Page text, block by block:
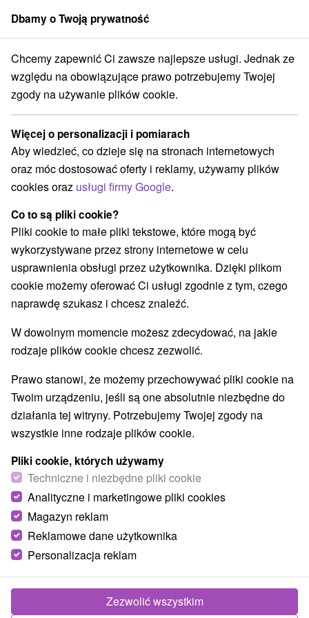
członek grupySorger
oferty na Słowacji Pobyty dla seniorów Stredné Slovensko
Pobyty dla seniorów Stredné
Slovensko
Kategorie
Wszystkie kategorie
Pobyty z rabatem
Wellness pobyty(89)
Romantyczne wypady(26) Pobyty dla seniorów(33)
Wakacje rodzinne(67)
Wybierz lokalizację lub datę
Najlepiej sprzedające
1.
Zdrowie i relaks dla seniorów w sercu Turčiai
z maksymalnymi korzyściami w okazyjnej
cenie
Uzdrowisko Turczańskie Teplice
Od 5 Noce
Śniadanie I Kolacja
Pakiet obejmuje wstępne badanie lekarskie, 8
Dbamy o Twoją prywatność
Chcemy zapewnić Ci zawsze najlepsze usługi. Jednak ze
względu na obowiązujące prawo potrzebujemy Twojej
zgody na używanie plików cookie.
Więcej o personalizacji i pomiarach
Aby wiedzieć, co dzieje się na stronach internetowych
oraz móc dostosować oferty i reklamy, używamy plików
cookies oraz usługi firmy Google.
Co to są pliki cookie?
Pliki cookie to małe pliki tekstowe, które mogą być
wykorzystywane przez strony internetowe w celu
usprawnienia obsługi przez użytkownika. Dzięki plikom
cookie możemy oferować Ci usługi zgodnie z tym, czego
naprawdę szukasz i chcesz znaleźć.
W dowolnym momencie możesz zdecydować, na jakie
rodzaje plików cookie chcesz zezwolić.
Prawo stanowi, że możemy przechowywać pliki cookie na
Twoim urządzeniu, jeśli są one absolutnie niezbędne do
działania tej witryny. Potrzebujemy Twojej zgody na
wszystkie inne rodzaje plików cookie.
Pliki cookie, których używamy
Techniczne i niezbędne pliki cookie
Analityczne i marketingowe pliki cookies
Magazyn reklam
Reklamowe dane użytkownika
Personalizacja reklam
Zezwolić wszystkim